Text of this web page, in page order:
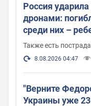
Россия
дронами:
среди них –
Также есть
8.08.2026 04:47
"Верните
Украины уже